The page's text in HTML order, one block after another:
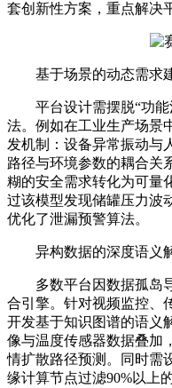
套创新性方案，重点解决
基于场景的动态需求
平台设计需摆脱“功
法。例如在工业生产场景
发机制：设备异常振动与
路径与环境参数的耦合关
糊的安全需求转化为可量
过该模型发现储罐压力波
优化了泄漏预警算法。
异构数据的深度语义
多数平台因数据孤岛
合引擎。针对视频监控、
开发基于知识图谱的语义
像与温度传感器数据叠加
情扩散路径预测。同时需
缘计算节点过滤90%以上